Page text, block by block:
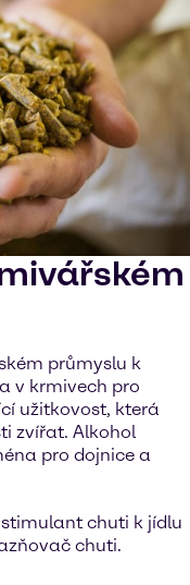
průmyslu k
v krmivech pro
užitkovost, která
zvířat. Alkohol
pro dojnice a
chuti k jídlu
chuti.